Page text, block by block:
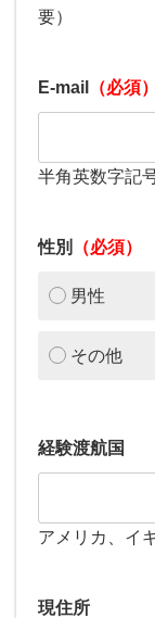
要）
E-mail （必須）
半角英数字記
性別 （必須）
男性
その他
経験渡航国
アメリカ、イ
現住所